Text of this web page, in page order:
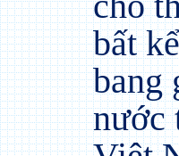
bất
bang
nước